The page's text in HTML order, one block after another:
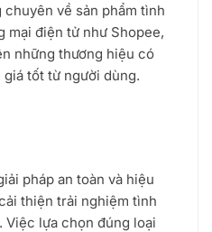
về sản phẩm tình
mại điện tử như Shopee,
những thương hiệu có
tốt từ người dùng.
pháp an toàn và hiệu
thiện trải nghiệm tình
Việc lựa chọn đúng loại